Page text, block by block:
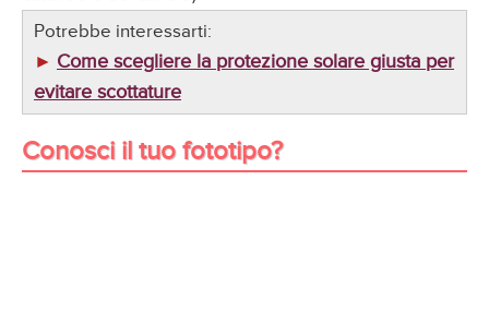
Potrebbe interessarti:
► Come scegliere la protezione solare giusta per
evitare scottature
Conosci il tuo fototipo?